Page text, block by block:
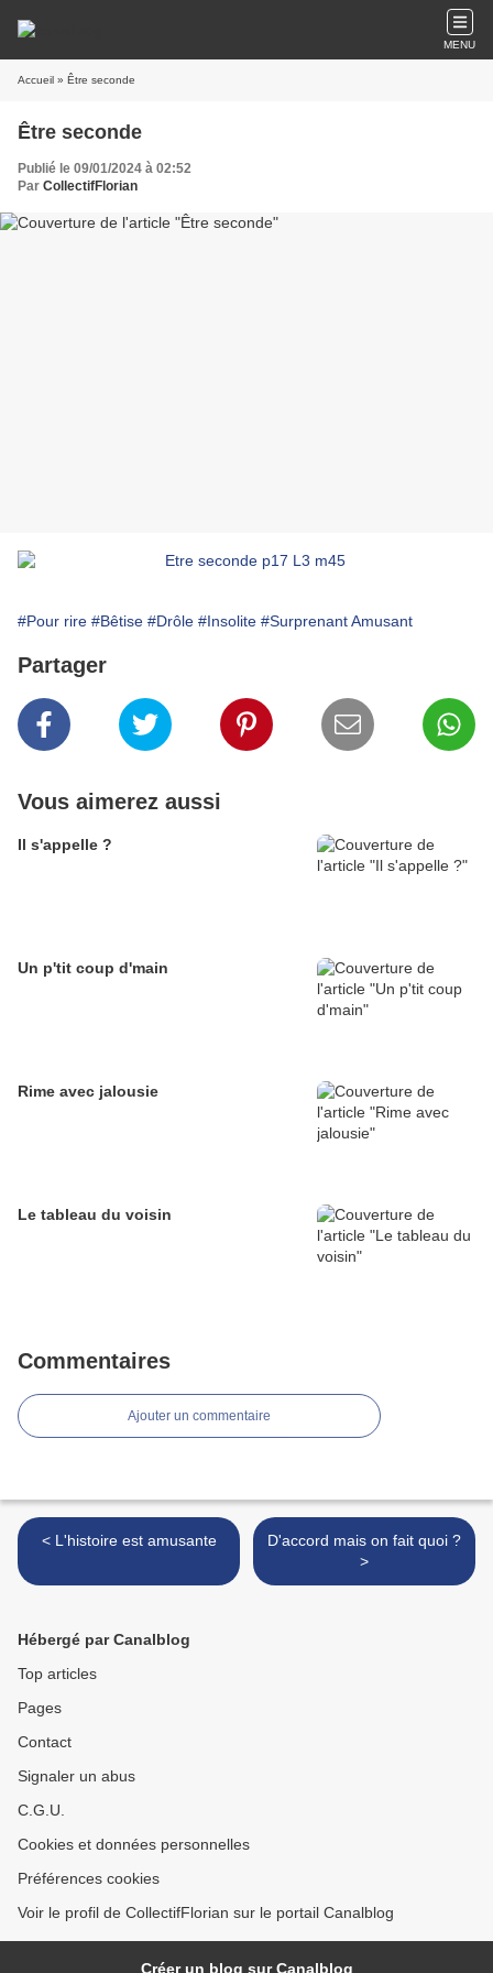
MENU
Accueil » Être seconde
Être seconde
Publié le 09/01/2024 à 02:52
Par CollectifFlorian
#Pour rire #Bêtise #Drôle #Insolite #Surprenant Amusant
Partager
Vous aimerez aussi
Il s'appelle ?
Un p'tit coup d'main
Rime avec jalousie
Le tableau du voisin
Commentaires
Ajouter un commentaire
< L'histoire est amusante
D'accord mais on fait quoi ?
>
Hébergé par Canalblog
Top articles
Pages
Contact
Signaler un abus
C.G.U.
Cookies et données personnelles
Préférences cookies
Voir le profil de CollectifFlorian sur le portail Canalblog
Créer un blog sur Canalblog